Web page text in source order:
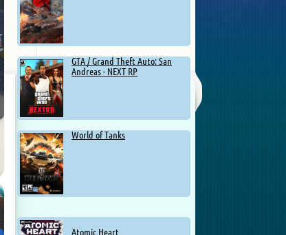
GTA / Grand Theft Auto: San
Andreas - NEXT RP
World of Tanks
Atomic Heart